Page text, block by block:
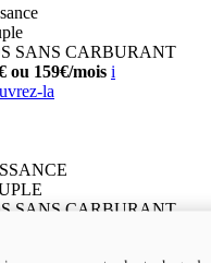
SANS CARBURANT
ou 159€/mois i
la
SANS CARBURANT